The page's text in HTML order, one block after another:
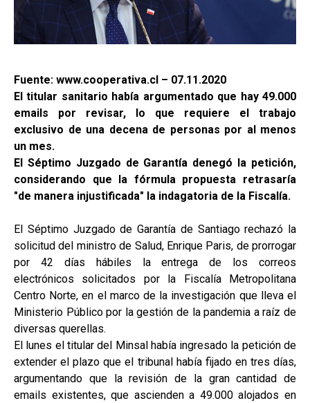
Fuente: www.cooperativa.cl – 07.11.2020
El titular sanitario había argumentado que hay 49.000
emails por revisar, lo que requiere el trabajo
exclusivo de una decena de personas por al menos
un mes.
El Séptimo Juzgado de Garantía denegó la petición,
considerando que la fórmula propuesta retrasaría
"de manera injustificada" la indagatoria de la Fiscalía.
El Séptimo Juzgado de Garantía de Santiago rechazó la
solicitud del ministro de Salud, Enrique Paris, de prorrogar
por 42 días hábiles la entrega de los correos
electrónicos solicitados por la Fiscalía Metropolitana
Centro Norte, en el marco de la investigación que lleva el
Ministerio Público por la gestión de la pandemia a raíz de
diversas querellas.
El lunes el titular del Minsal había ingresado la petición de
extender el plazo que el tribunal había fijado en tres días,
argumentando que la revisión de la gran cantidad de
emails existentes, que ascienden a 49.000 alojados en